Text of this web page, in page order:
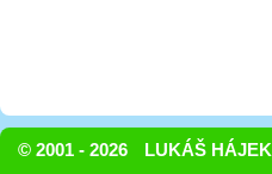
© 2001 - 2026 LUKÁŠ HÁJEK